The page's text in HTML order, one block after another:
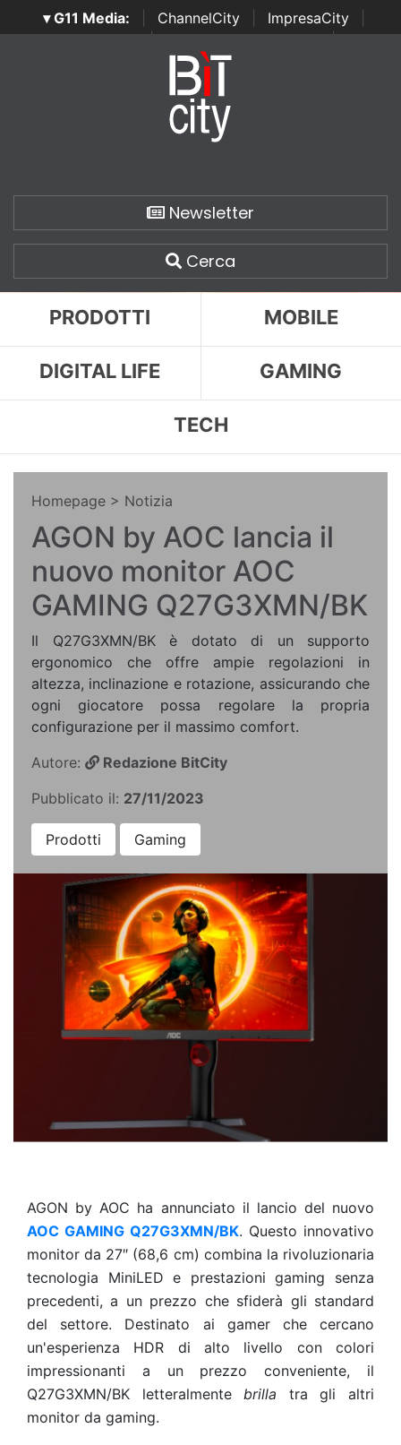
▾ G11 Media: ChannelCity ImpresaCity
SecurityOpenLab | Italian Channel Awards | Italian
Italian Security Awards
Newsletter
Cerca
PRODOTTI MOBILE
DIGITAL LIFE GAMING
TECH
Homepage > Notizia
AGON by AOC lancia il
nuovo monitor AOC
GAMING Q27G3XMN/BK
Il Q27G3XMN/BK è dotato di un supporto
ergonomico che offre ampie regolazioni in
altezza, inclinazione e rotazione, assicurando che
ogni giocatore possa regolare la propria
configurazione per il massimo comfort.
Autore:
Redazione BitCity
Pubblicato il: 27/11/2023
Prodotti Gaming
AGON by AOC ha annunciato il lancio del nuovo
AOC GAMING Q27G3XMN/BK. Questo innovativo
monitor da 27″ (68,6 cm) combina la rivoluzionaria
tecnologia MiniLED e prestazioni gaming senza
precedenti, a un prezzo che sfiderà gli standard
del settore. Destinato ai gamer che cercano
un'esperienza HDR di alto livello con colori
impressionanti a un prezzo conveniente, il
Q27G3XMN/BK letteralmentebrilla tra gli altri
monitor da gaming.